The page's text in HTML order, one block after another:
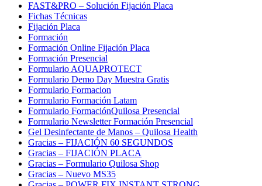
FAST&PRO – Solución Fijación Placa
Fichas Técnicas
Fijación Placa
Formación
Formación Online Fijación Placa
Formación Presencial
Formulario AQUAPROTECT
Formulario Demo Day Muestra Gratis
Formulario Formacion
Formulario Formación Latam
Formulario FormaciónQuilosa Presencial
Formulario Newsletter Formación Presencial
Gel Desinfectante de Manos – Quilosa Health
Gracias – FIJACIÓN 60 SEGUNDOS
Gracias – FIJACIÓN PLACA
Gracias – Formulario Quilosa Shop
Gracias – Nuevo MS35